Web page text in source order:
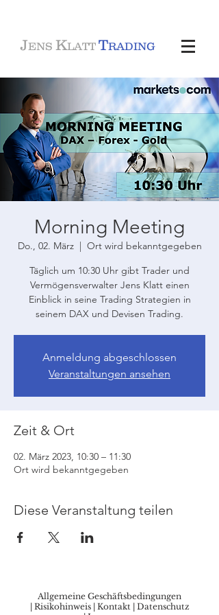
JENS KLATT TRADING
Morning Meeting
Do., 02. März
  |
Ort wird bekanntgegeben
Täglich um 10:30 Uhr gibt Trader und
Vermögensverwalter Jens Klatt einen
Einblick in seine Trading Strategien in
seinem DAX und Devisen Trading.
Anmeldung abgeschlossen
Veranstaltungen ansehen
Zeit & Ort
02. März 2023, 10:30 – 11:30
Ort wird bekanntgegeben
Diese Veranstaltung teilen
Allgemeine Geschäftsbedingungen
| Risikohinweis| Kontakt | Datenschutz